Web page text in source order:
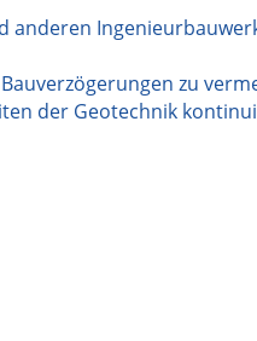
anderen
zu
der Geotechnik